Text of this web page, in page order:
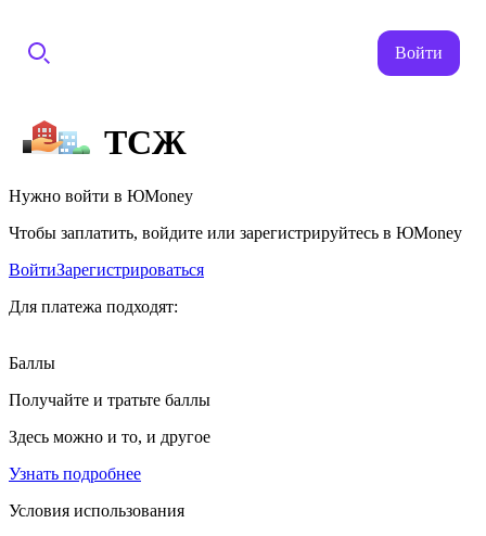
Войти
ТСЖ
Нужно войти в ЮMoney
Чтобы заплатить, войдите или зарегистрируйтесь в ЮMoney
ВойтиЗарегистрироваться
Для платежа подходят:
Баллы
Получайте и тратьте баллы
Здесь можно и то, и другое
Узнать подробнее
Условия использования